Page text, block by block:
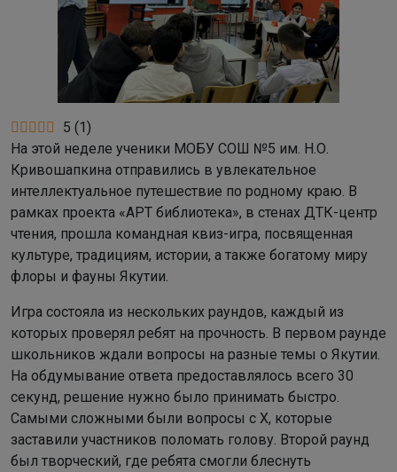
5 (1)
На этой неделе ученики МОБУ СОШ №5 им. Н.О.
Кривошапкина отправились в увлекательное
интеллектуальное путешествие по родному краю. В
рамках проекта «АРТ библиотека», в стенах ДТК-центр
чтения, прошла командная квиз-игра, посвященная
культуре, традициям, истории, а также богатому миру
флоры и фауны Якутии.
Игра состояла из нескольких раундов, каждый из
которых проверял ребят на прочность. В первом раунде
школьников ждали вопросы на разные темы о Якутии.
На обдумывание ответа предоставлялось всего 30
секунд, решение нужно было принимать быстро.
Самыми сложными были вопросы с Х, которые
заставили участников поломать голову. Второй раунд
был творческий, где ребята смогли блеснуть